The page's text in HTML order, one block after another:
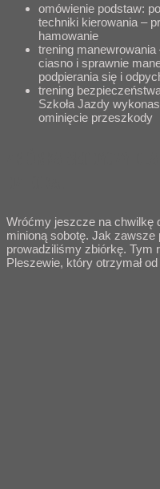
omówienie podstaw:
techniki kierowania –
hamowanie
trening
ciasno i sprawnie
podpierania się i
trening
Szkoła Jazdy
ominięcie przeszkody
Wróćmy jeszcze na chwilkę
minioną sobotę. Jak
prowadziliśmy zbiórkę. Tym
Pleszewie, który otrzymał